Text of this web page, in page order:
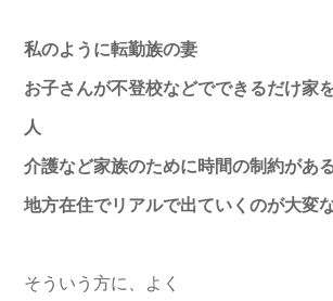
私のように転勤族の妻
お子さんが不登校などでできるだけ家
人
介護など家族のために時間の制約があ
地方在住でリアルで出ていくのが大変
そういう方に、よく